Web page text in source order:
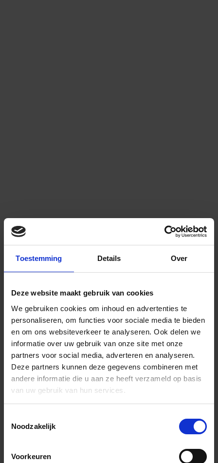
Toestemming Details Over
Deze website maakt gebruik van cookies
We gebruiken cookies om inhoud en advertenties te
personaliseren, om functies voor sociale media te bieden
en om ons websiteverkeer te analyseren. Ook delen we
informatie over uw gebruik van onze site met onze
partners voor social media, adverteren en analyseren.
Deze partners kunnen deze gegevens combineren met
andere informatie die u aan ze heeft verzameld op basis
van uw gebruik van hun services.
Noodzakelijk
Voorkeuren